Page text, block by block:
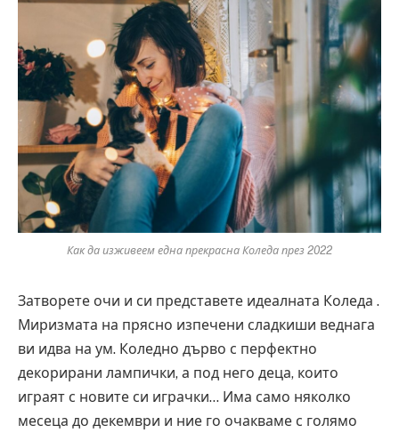
Как да изживеем една прекрасна Коледа през 2022
Затворете очи и си представете идеалната Коледа .
Миризмата на прясно изпечени сладкиши веднага
ви идва на ум. Коледно дърво с перфектно
декорирани лампички, а под него деца, които
играят с новите си играчки… Има само няколко
месеца до декември и ние го очакваме с голямо